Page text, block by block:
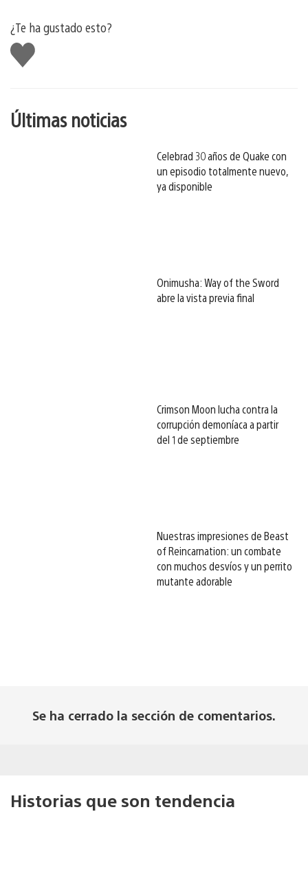
¿Te ha gustado esto?
Me
gusta
Últimas noticias
Celebrad 30 años de Quake con
un episodio totalmente nuevo,
ya disponible
Onimusha: Way of the Sword
abre la vista previa final
Crimson Moon lucha contra la
corrupción demoníaca a partir
del 1 de septiembre
Nuestras impresiones de Beast
of Reincarnation: un combate
con muchos desvíos y un perrito
mutante adorable
Se ha cerrado la sección de comentarios.
Historias que son tendencia